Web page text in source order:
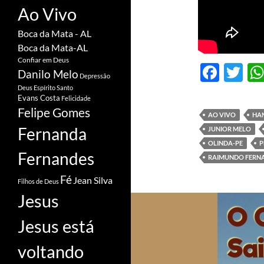
F
e
b
o
o
T
itt
er
AO VIVO
JUNIOR MELO
OLINDA-PE
RAIMUNDO
Ao Vivo
Boca da Mata - AL
Boca da Mata-AL
Confiar em Deus
Danilo Melo Depressão
Deus Espírito Santo
Evans Costa Felicidade
Felipe Gomes
Fernanda
Fernandes
Filhos de Deus Fé Jean Silva
Jesus
Jesus está
voltando